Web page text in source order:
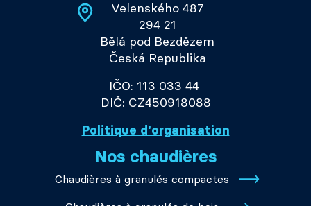
Velenského 487
294 21
Bělá pod Bezdězem
Česká Republika
IČO: 113 033 44
DIČ: CZ450918088
Politique d'organisation
Nos chaudières
Chaudières à granulés compactes